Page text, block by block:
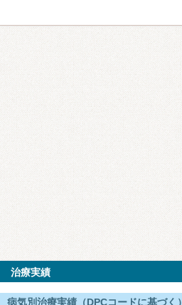
治療実績
病気別治療実績（DPCコードに基づく）